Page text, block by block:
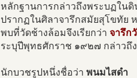
หลักฐานการกล่าวถึงพระบฏใน
ปรากฏในศิลาจารึกสมัยสุโขทัย
พบที่วัดช้างล้อมจึงเรียกว่า จารึก
ระบุปีพุทธศักราช ๑๙๒๗ กล่าวถึง
นักบวชรูปหนึ่งชื่อว่า พนมไสดำ